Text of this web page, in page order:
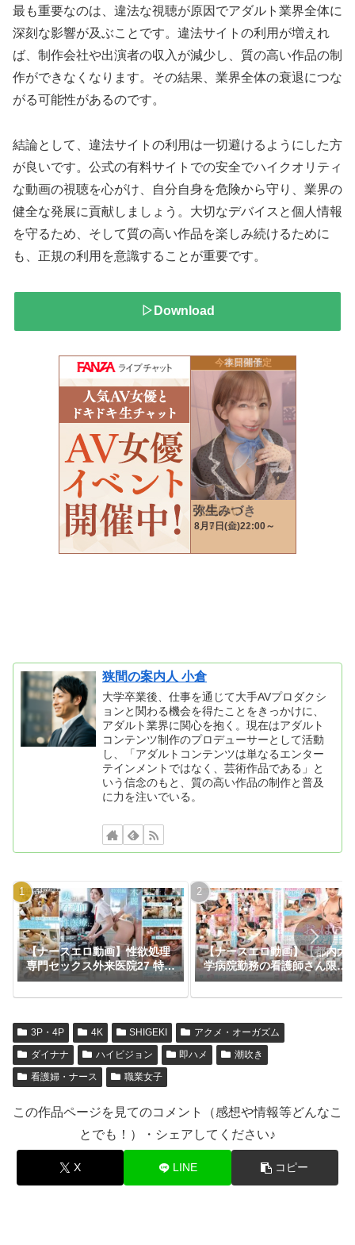
最も重要なのは、違法な視聴が原因でアダルト業界全体に
深刻な影響が及ぶことです。違法サイトの利用が増えれ
ば、制作会社や出演者の収入が減少し、質の高い作品の制
作ができなくなります。その結果、業界全体の衰退につな
がる可能性があるのです。
結論として、違法サイトの利用は一切避けるようにした方
が良いです。公式の有料サイトでの安全でハイクオリティ
な動画の視聴を心がけ、自分自身を危険から守り、業界の
健全な発展に貢献しましょう。大切なデバイスと個人情報
を守るため、そして質の高い作品を楽しみ続けるために
も、正規の利用を意識することが重要です。
▷Download
狭間の案内人 小倉
大学卒業後、仕事を通じて大手AVプロダクシ
ョンと関わる機会を得たことをきっかけに、
アダルト業界に関心を抱く。現在はアダルト
コンテンツ制作のプロデューサーとして活動
し、「アダルトコンテンツは単なるエンター
テインメントではなく、芸術作品である」と
いう信念のもと、質の高い作品の制作と普及
に力を注いでいる。
【ナースエロ動画】性欲処理
専門セックス外来医院27 特別
編 SODSTAR 神木麗 妻とし
て、看護師として、性医療に
【ナースエロ動画】【都内大
学病院勤務の看護師さん限
定】バブみある清楚なナース
さんがおっぱいチューチュー
甘やかし射精させる授乳手コ
キ 美人ナース30人たっぷり5
時間9分ww
3P・4P 4K SHIGEKI
アクメ・オーガズム
ダイナナ
ハイビジョン 即ハメ
潮吹き
看護婦・ナース
職業女子
この作品ページを見てのコメント（感想や情報等どんなこ
とでも！）・シェアしてください♪
X LINE コピー